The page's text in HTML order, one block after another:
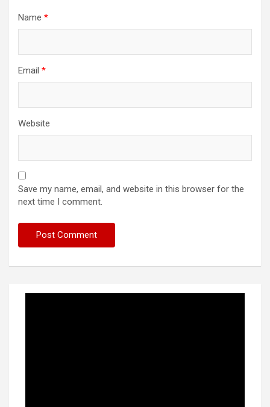
Name *
Email *
Website
Save my name, email, and website in this browser for the
next time I comment.